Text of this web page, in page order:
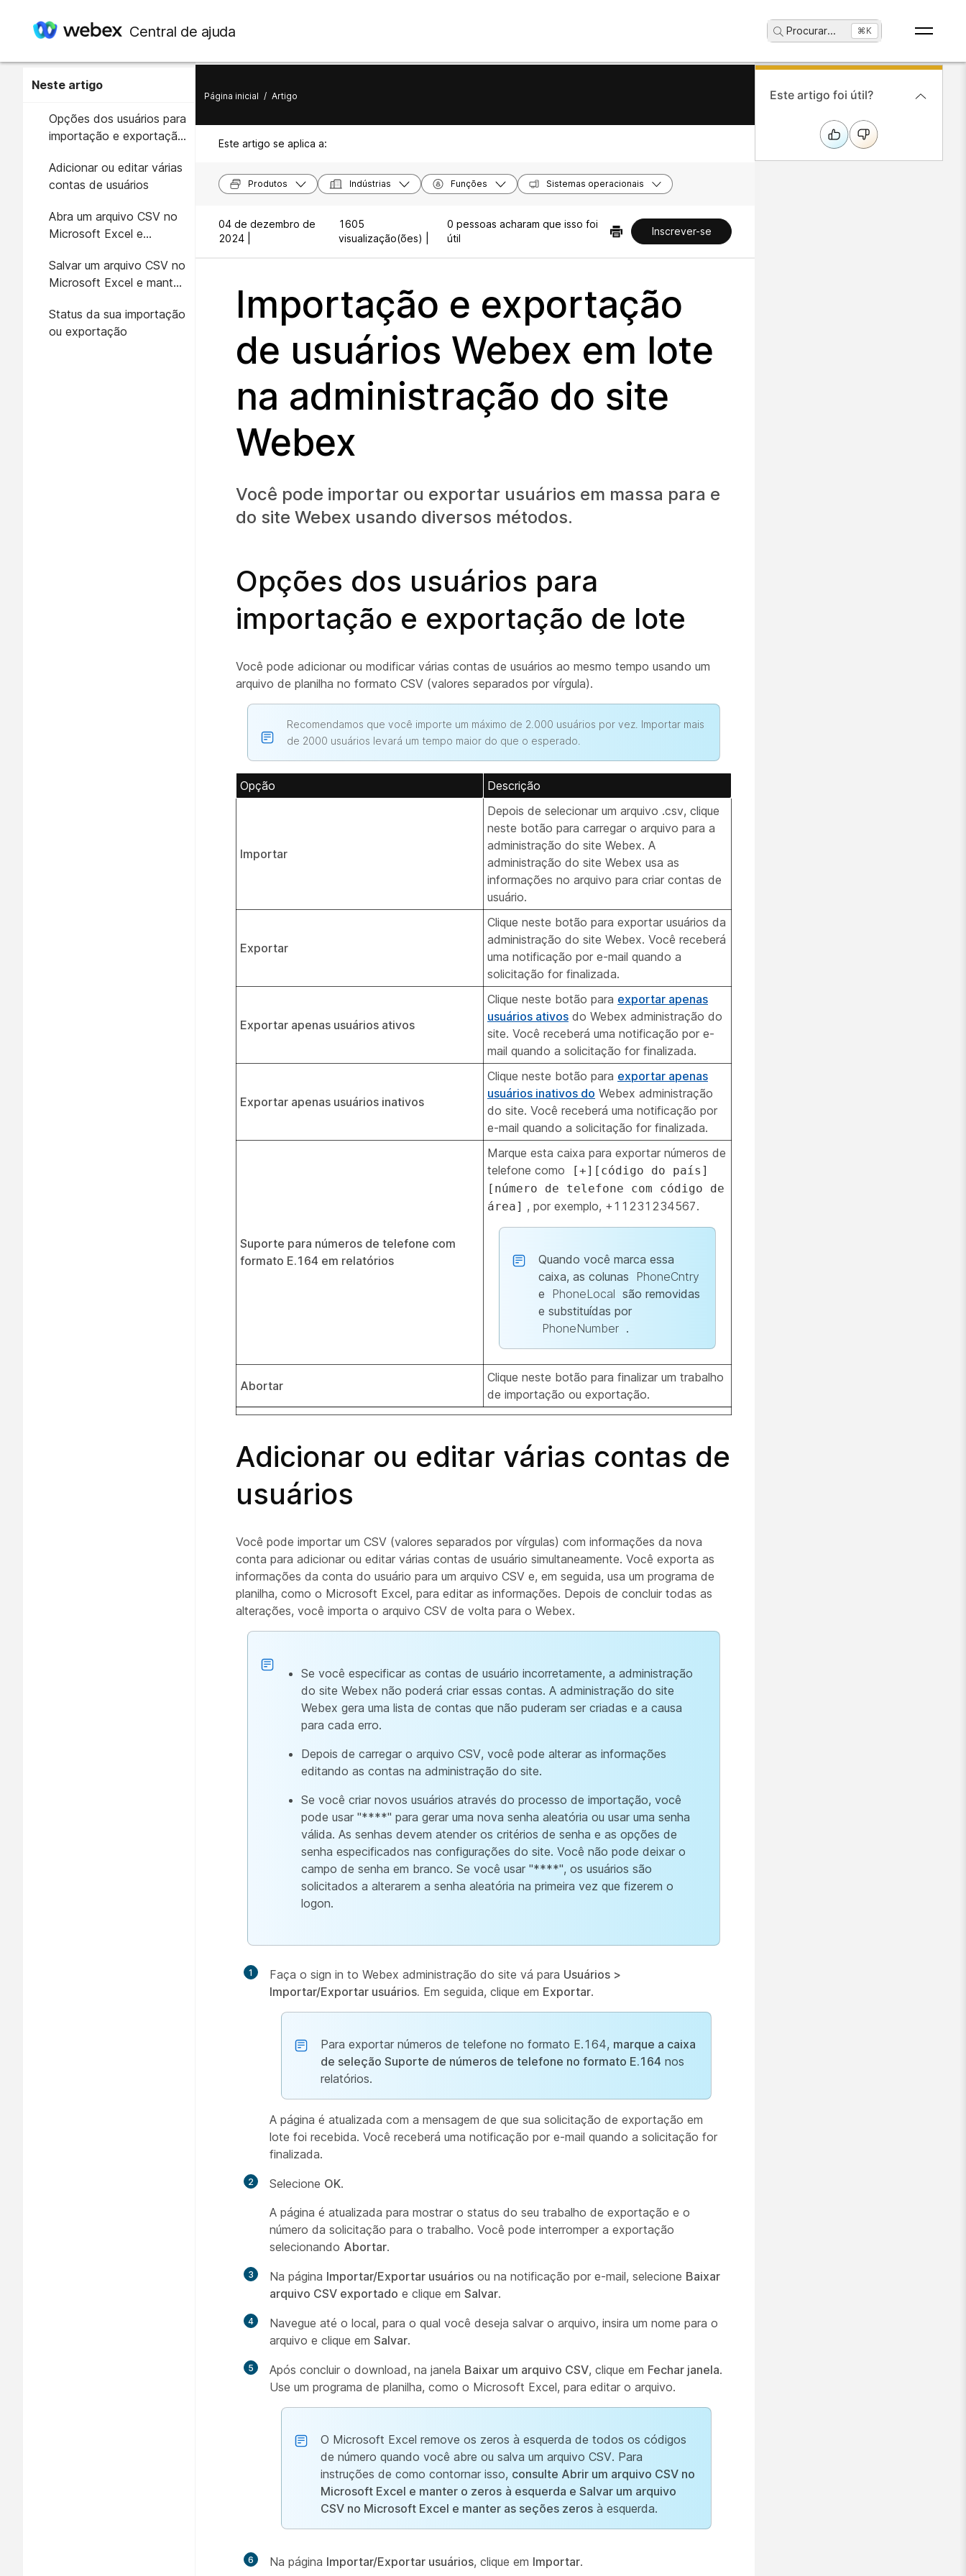
Central de ajuda Procurar... ⌘K
Neste artigo
Opções dos usuários para
importação e exportação
Adicionar ou editar várias
contas de usuários
Abra um arquivo CSV no
Microsoft Excel e
esquerda
Salvar um arquivo CSV no
Microsoft Excel e manter
Status da sua importação
ou exportação
Página inicial / Artigo
Este artigo se aplica a:
Produtos Indústrias Funções Sistemas operacionais
04 de dezembro de
2024 |
1605
visualização(ões) |
0 pessoas acharam que isso foi
útil
Inscrever-se
Importação e exportação
de usuários Webex em lote
na administração do site
Webex
Você pode importar ou exportar usuários em massa para e
do site Webex usando diversos métodos.
Opções dos usuários para
importação e exportação de lote
Você pode adicionar ou modificar várias contas de usuários ao mesmo tempo usando um
arquivo de planilha no formato CSV (valores separados por vírgula).
Recomendamos que você importe um máximo de 2.000 usuários por vez. Importar mais
de 2000 usuários levará um tempo maior do que o esperado.
Opção Descrição
Importar
Depois de selecionar um arquivo .csv, clique
neste botão para carregar o arquivo para a
administração do site Webex. A
administração do site Webex usa as
informações no arquivo para criar contas de
usuário.
Exportar
Clique neste botão para exportar usuários da
administração do site Webex. Você receberá
uma notificação por e-mail quando a
solicitação for finalizada.
Exportar apenas usuários ativos
Clique neste botão para exportar apenas
usuários ativos do Webex administração do
site. Você receberá uma notificação por e-
mail quando a solicitação for finalizada.
Exportar apenas usuários inativos
Clique neste botão para exportar apenas
usuários inativos do Webex administração
do site. Você receberá uma notificação por
e-mail quando a solicitação for finalizada.
Suporte para números de telefone com
formato E.164 em relatórios
Marque esta caixa para exportar números de
telefone como
[+][código do país]
[número de telefone com código de
área] , por exemplo, +11231234567.
Quando você marca essa
caixa, as colunas
PhoneCntry
e
PhoneLocal são removidas
e substituídas por
PhoneNumber .
Abortar
Clique neste botão para finalizar um trabalho
de importação ou exportação.
Adicionar ou editar várias contas de
usuários
Você pode importar um CSV (valores separados por vírgulas) com informações da nova
conta para adicionar ou editar várias contas de usuário simultaneamente. Você exporta as
informações da conta do usuário para um arquivo CSV e, em seguida, usa um programa de
planilha, como o Microsoft Excel, para editar as informações. Depois de concluir todas as
alterações, você importa o arquivo CSV de volta para o Webex.
Se você especificar as contas de usuário incorretamente, a administração
do site Webex não poderá criar essas contas. A administração do site
Webex gera uma lista de contas que não puderam ser criadas e a causa
para cada erro.
Depois de carregar o arquivo CSV, você pode alterar as informações
editando as contas na administração do site.
Se você criar novos usuários através do processo de importação, você
pode usar "****" para gerar uma nova senha aleatória ou usar uma senha
válida. As senhas devem atender os critérios de senha e as opções de
senha especificados nas configurações do site. Você não pode deixar o
campo de senha em branco. Se você usar "****", os usuários são
solicitados a alterarem a senha aleatória na primeira vez que fizerem o
logon.
1 Faça o sign in to Webex administração do site vá para Usuários >
Importar/Exportar usuários. Em seguida, clique em Exportar.
Para exportar números de telefone no formato E.164, marque a caixa
de seleção Suporte de números de telefone no formato E.164 nos
relatórios.
A página é atualizada com a mensagem de que sua solicitação de exportação em
lote foi recebida. Você receberá uma notificação por e-mail quando a solicitação for
finalizada.
2 Selecione OK.
A página é atualizada para mostrar o status do seu trabalho de exportação e o
número da solicitação para o trabalho. Você pode interromper a exportação
selecionando Abortar.
3 Na página Importar/Exportar usuários ou na notificação por e-mail, selecione Baixar
arquivo CSV exportado e clique em Salvar.
4
Navegue até o local, para o qual você deseja salvar o arquivo, insira um nome para o
arquivo e clique em Salvar.
5 Após concluir o download, na janela Baixar um arquivo CSV, clique em Fechar janela.
Use um programa de planilha, como o Microsoft Excel, para editar o arquivo.
O Microsoft Excel remove os zeros à esquerda de todos os códigos
de número quando você abre ou salva um arquivo CSV. Para
instruções de como contornar isso, consulte Abrir um arquivo CSV no
Microsoft Excel e manter o zeros à esquerda e Salvar um arquivo
CSV no Microsoft Excel e manter as seções zeros à esquerda.
6 Na página Importar/Exportar usuários, clique em Importar.
Este artigo foi útil?